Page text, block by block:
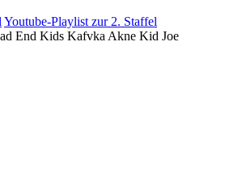
Youtube-Playlist zur 2. Staffel
End Kids Kafvka Akne Kid Joe